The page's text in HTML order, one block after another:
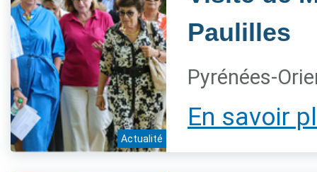
Actualité
Paulilles
Pyrénées-
En savoir